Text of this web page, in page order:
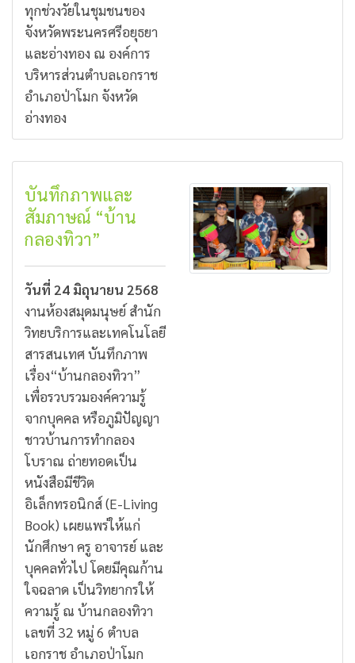
ทุกช่วงวัยในชุมชนของ
จังหวัดพระนครศรีอยุธยา
และอ่างทอง ณ องค์การ
บริหารส่วนตำบลเอกราช
อำเภอป่าโมก จังหวัด
อ่างทอง
บันทึกภาพและ
สัมภาษณ์ “บ้าน
กลองทิวา”
วันที่ 24 มิถุนายน 2568
งานห้องสมุดมนุษย์ สำนัก
วิทยบริการและเทคโนโลยี
สารสนเทศ บันทึกภาพ
เรื่อง“บ้านกลองทิวา”
เพื่อรวบรวมองค์ความรู้
จากบุคคล หรือภูมิปัญญา
ชาวบ้านการทำกลอง
โบราณ ถ่ายทอดเป็น
หนังสือมีชีวิต
อิเล็กทรอนิกส์ (E-Living
Book) เผยแพร่ให้แก่
นักศึกษา ครู อาจารย์ และ
บุคคลทั่วไป โดยมีคุณก้าน
ใจฉลาด เป็นวิทยากรให้
ความรู้ ณ บ้านกลองทิวา
เลขที่ 32 หมู่ 6 ตำบล
เอกราช อำเภอป่าโมก